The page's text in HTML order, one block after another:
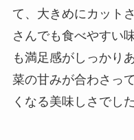
て、大きめにカット
さんでも食べやすい
も満足感がしっかり
菜の甘みが合わさっ
くなる美味しさでした